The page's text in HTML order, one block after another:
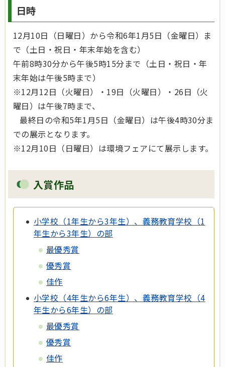
日時
12月10日（日曜日）から令和6年1月5日（金曜日）ま
で（土日・祝日・年末年始を含む）
午前8時30分から午後5時15分まで（土日・祝日・年
末年始は午後5時まで）
※12月12日（火曜日）・19日（火曜日）・26日（火
曜日）は午後7時まで、
最終日の令和5年1月5日（金曜日）は午後4時30分ま
での展示となります。
※12月10日（日曜日）は環境フェアにて展示します。
入賞作品
小学校（1年生から3年生）、義務教育学校（1
年生から3年生）の部
最優秀賞
優秀賞
佳作
小学校（4年生から6年生）、義務教育学校（4
年生から6年生）の部
最優秀賞
優秀賞
佳作